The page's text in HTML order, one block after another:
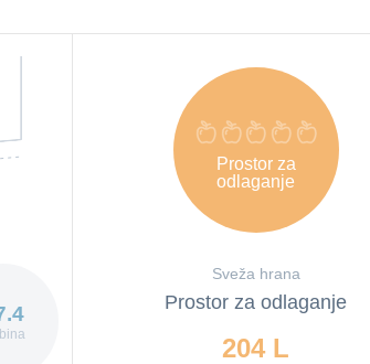
Prostor za
odlaganje
Sveža hrana
Prostor za odlaganje
204 L